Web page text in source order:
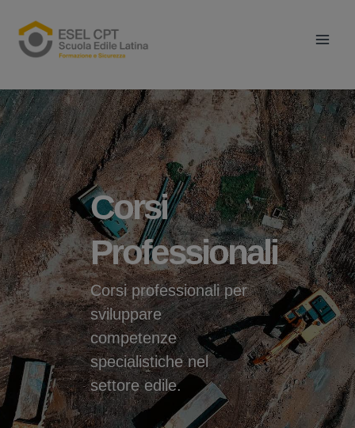
contenuto
Corsi
Professionali
Corsi professionali per
sviluppare
competenze
specialistiche nel
settore edile.